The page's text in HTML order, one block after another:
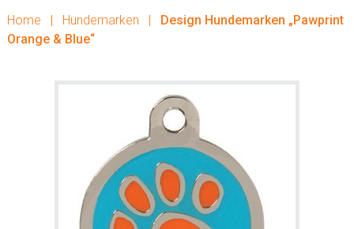
Home | Hundemarken |
Design Hundemarken „Pawprint
Orange & Blue“